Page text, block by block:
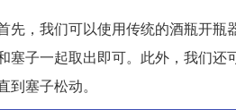
，我们可以使用传统的酒瓶开
子一起取出即可。此外，我们
塞子松动。